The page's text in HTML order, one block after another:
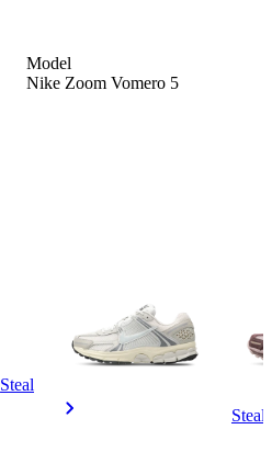
Model
Nike Zoom Vomero 5
Steal
Steal